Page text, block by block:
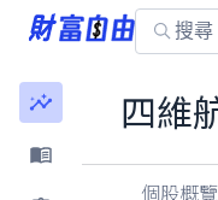
四維
個股概覽